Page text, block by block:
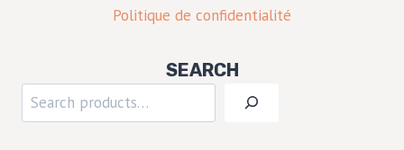
Politique de confidentialité
SEARCH
Rechercher